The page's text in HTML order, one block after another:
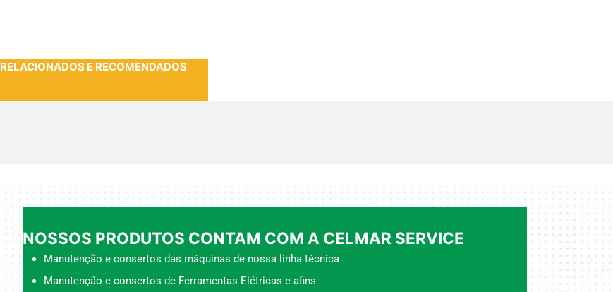
RELACIONADOS E RECOMENDADOS
NOSSOS PRODUTOS CONTAM COM A CELMAR SERVICE
Manutenção e consertos das máquinas de nossa linha técnica
Manutenção e consertos de Ferramentas Elétricas e afins